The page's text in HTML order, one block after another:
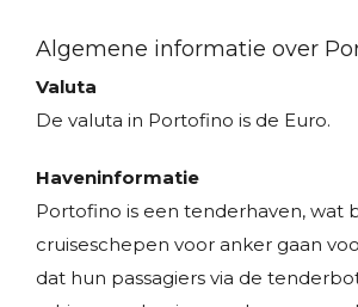
Algemene informatie over
Valuta
De valuta in Portofino is de Euro.
Haveninformatie
Portofino is een tenderhaven, wat
cruiseschepen voor anker gaan
dat hun passagiers via de